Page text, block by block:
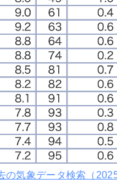
気象データ検索（